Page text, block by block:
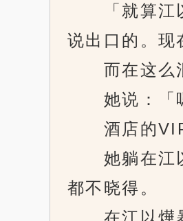
「就算江以
说出口的。现
而在这么混
她说：「嗯
酒店的VIP
她躺在江以
都不晓得。
在江以燁暴